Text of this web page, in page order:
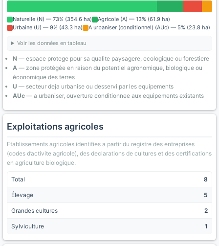
Naturelle (N) — 73% (354.6 ha)
Agricole (A) — 13% (61.9 ha)
Urbaine (U) — 9% (43.3 ha)
A urbaniser (conditionnel) (AUc) — 5% (23.8 ha)
Voir les données en tableau
N — espace protege pour sa qualite paysagere, ecologique ou forestiere
A — zone protégée en raison du potentiel agronomique, biologique ou
économique des terres
U — secteur deja urbanise ou desservi par les equipements
AUc — a urbaniser, ouverture conditionnee aux equipements existants
Exploitations agricoles
Etablissements agricoles identifies a partir du registre des entreprises
(codes d’activite agricole), des declarations de cultures et des certifications
en agriculture biologique.
Total 8
Élevage 5
Grandes cultures 2
Sylviculture 1